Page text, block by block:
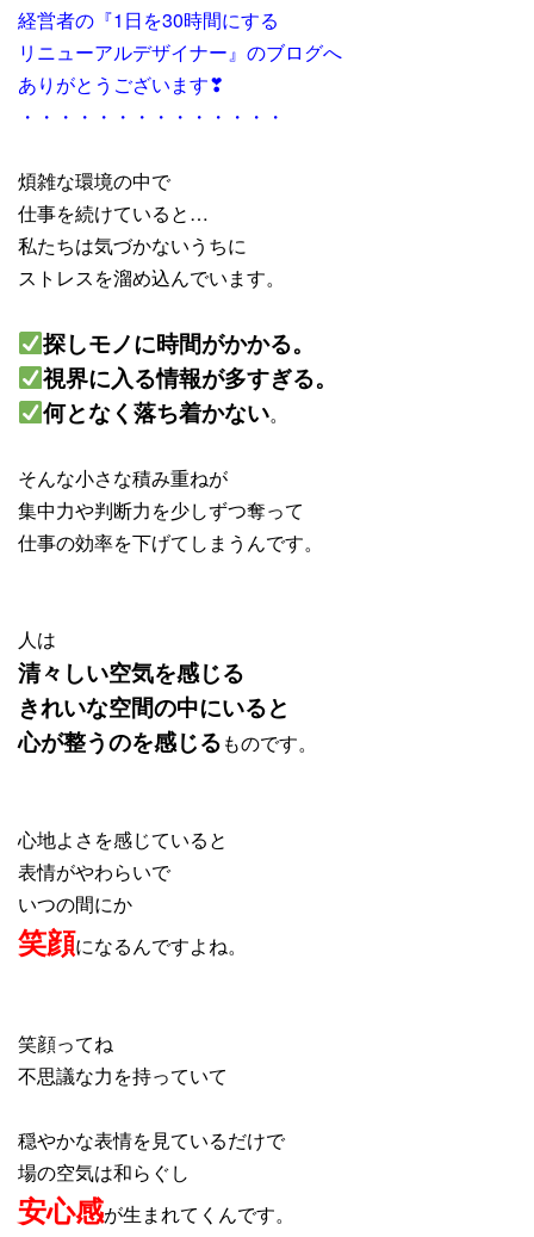
経営者の『1日を30時間にする
リニューアルデザイナー』のブログへ
ありがとうございます❣
・・・・・・・・・・・・・・
煩雑な環境の中で
仕事を続けていると…
私たちは気づかないうちに
ストレスを溜め込んでいます。
探しモノに時間がかかる。
視界に入る情報が多すぎる。
何となく落ち着かない。
そんな小さな積み重ねが
集中力や判断力を少しずつ奪って
仕事の効率を下げてしまうんです。
人は
清々しい空気を感じる
きれいな空間の中にいると
心が整うのを感じるものです。
心地よさを感じていると
表情がやわらいで
いつの間にか
笑顔になるんですよね。
笑顔ってね
不思議な力を持っていて
穏やかな表情を見ているだけで
場の空気は和らぐし
安心感が生まれてくんです。